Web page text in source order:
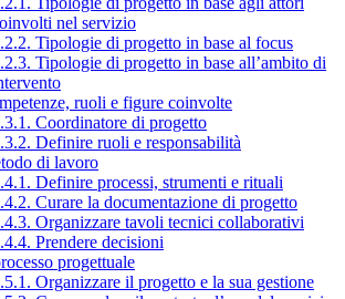
nel servizio
Tipologie di progetto in base al focus
Tipologie di progetto in base all’ambito di
ruoli e figure coinvolte
Coordinatore di progetto
Definire ruoli e responsabilità
di lavoro
Definire processi, strumenti e rituali
Curare la documentazione di progetto
Organizzare tavoli tecnici collaborativi
Prendere decisioni
progettuale
Organizzare il progetto e la sua gestione